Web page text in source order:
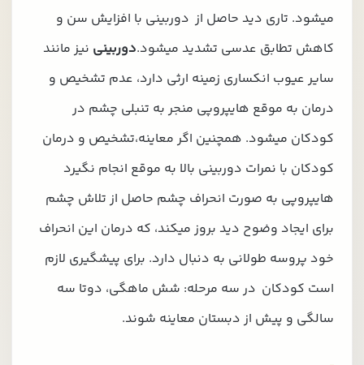
میشود. تاری دید حاصل از دوربینی با افزایش سن و
کاهش تطابق عدسی تشدید میشود.دوربینی نیز مانند
سایر عیوب انکساری زمینه ارثی دارد، عدم تشخیص و
درمان به موقع هایپروپی منجر به تنبلی چشم در
کودکان میشود. همچنین اگر معاینه،تشخیص و درمان
کودکان با نمرات دوربینی بالا به موقع انجام نگیرد
هایپروپی به صورت انحراف چشم حاصل از تلاش چشم
برای ایجاد وضوح دید بروز میکند، که درمان این انحراف
خود پروسه طولانی به دنبال دارد. برای پیشگیری لازم
است کودکان در سه مرحله: شش ماهگی، دوتا سه
سالگی و پیش از دبستان معاینه شوند.